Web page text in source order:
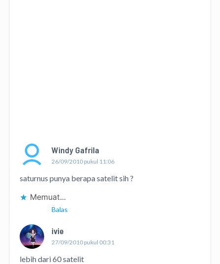
Windy Gafrila
26/09/2010 pukul 11:06
saturnus punya berapa satelit sih ?
Memuat...
Balas
ivie
27/09/2010 pukul 00:31
lebih dari 60 satelit